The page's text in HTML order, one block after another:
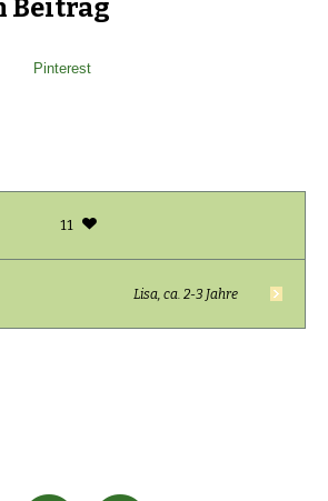
Beitrag
Pinterest
11
Lisa, ca. 2-3 Jahre